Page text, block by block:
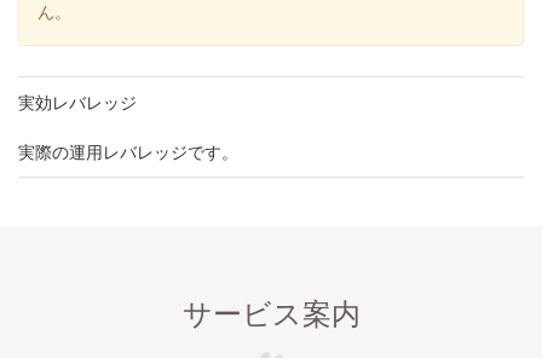
ん。
実効レバレッジ
実際の運用レバレッジです。
サービス案内